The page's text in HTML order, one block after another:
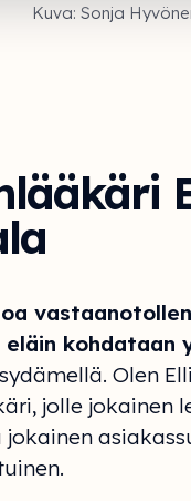
Kuva: Sonja
eläin kohdataan
Olen
jolle jokainen